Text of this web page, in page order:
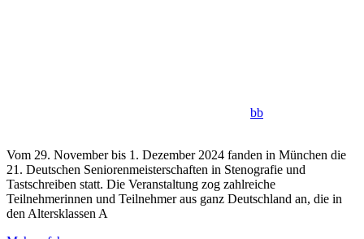
bb
Vom 29. November bis 1. Dezember 2024 fanden in München die
21. Deutschen Seniorenmeisterschaften in Stenografie und
Tastschreiben statt. Die Veranstaltung zog zahlreiche
Teilnehmerinnen und Teilnehmer aus ganz Deutschland an, die in
den Altersklassen A